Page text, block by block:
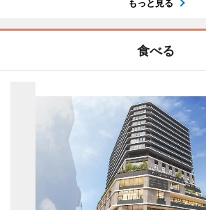
もっと見る
食べる